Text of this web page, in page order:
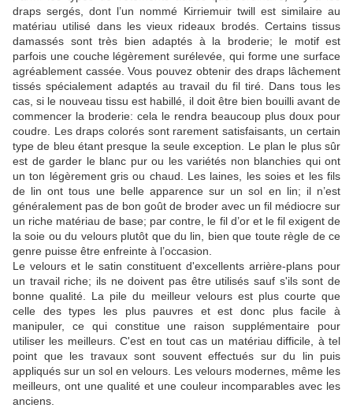
draps sergés, dont l’un nommé Kirriemuir twill est similaire au
matériau utilisé dans les vieux rideaux brodés.
Certains tissus
damassés sont très bien adaptés à la broderie;
le motif est
parfois une couche légèrement surélevée, qui forme une surface
agréablement cassée. Vous pouvez obtenir des draps lâchement
tissés spécialement adaptés au travail du fil tiré.
Dans tous les
cas, si le nouveau tissu est habillé, il doit être bien bouilli avant de
commencer la broderie: cela le rendra beaucoup plus doux pour
coudre.
Les draps colorés sont rarement satisfaisants, un certain
type de bleu étant presque la seule exception.
Le plan le plus sûr
est de garder le blanc pur ou les variétés non blanchies qui ont
un ton légèrement gris ou chaud.
Les laines, les soies et les fils
de lin ont tous une belle apparence sur un sol en lin; il n’est
généralement pas de bon goût de broder avec un fil médiocre sur
un riche matériau de base; par contre, le fil d’or et le fil exigent de
la soie ou du velours plutôt que du lin, bien que toute règle de ce
genre puisse être enfreinte à l’occasion.
Le velours et le satin constituent d'excellents arrière-plans pour
un travail riche; ils ne doivent pas être utilisés sauf s'ils sont de
bonne qualité.
La pile du meilleur velours est plus courte que
celle des types les plus pauvres et est donc plus facile à
manipuler, ce qui constitue une raison supplémentaire pour
utiliser les meilleurs. C'est en tout cas un matériau difficile, à tel
point que les travaux sont souvent effectués sur du lin puis
appliqués sur un sol en velours. Les velours modernes, même les
meilleurs, ont une qualité et une couleur incomparables avec les
anciens.